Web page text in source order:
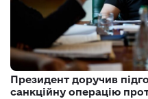
Президент доручив
санкційну операцію